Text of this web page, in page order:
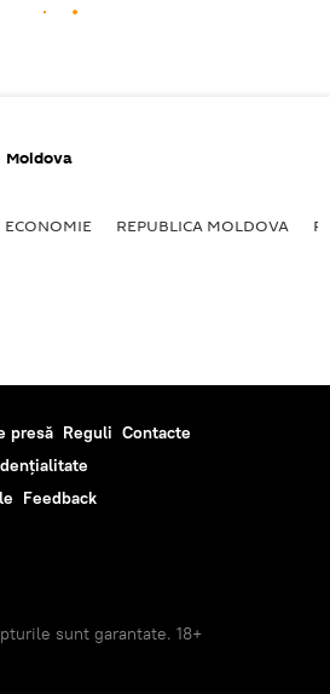
Moldova
ECONOMIE REPUBLICA MOLDOVA
presă Reguli Contacte
Feedback
sunt garantate. 18+